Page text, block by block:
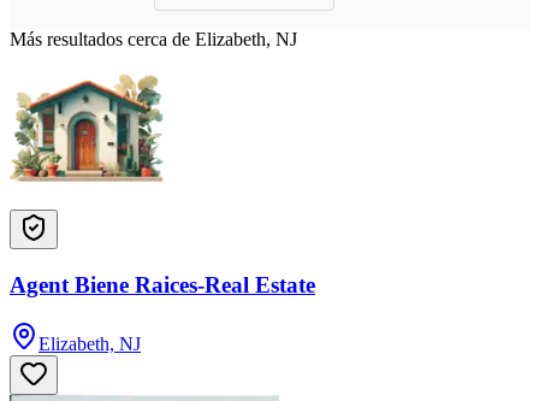
Más resultados cerca de Elizabeth, NJ
Agent Biene Raices-Real Estate
Elizabeth, NJ